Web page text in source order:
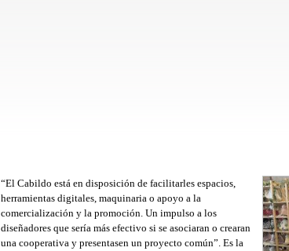
“El Cabildo está en disposición de facilitarles espacios,
herramientas digitales, maquinaria o apoyo a la
comercialización y la promoción. Un impulso a los
diseñadores que sería más efectivo si se asociaran o crearan
una cooperativa y presentasen un proyecto común”. Es la